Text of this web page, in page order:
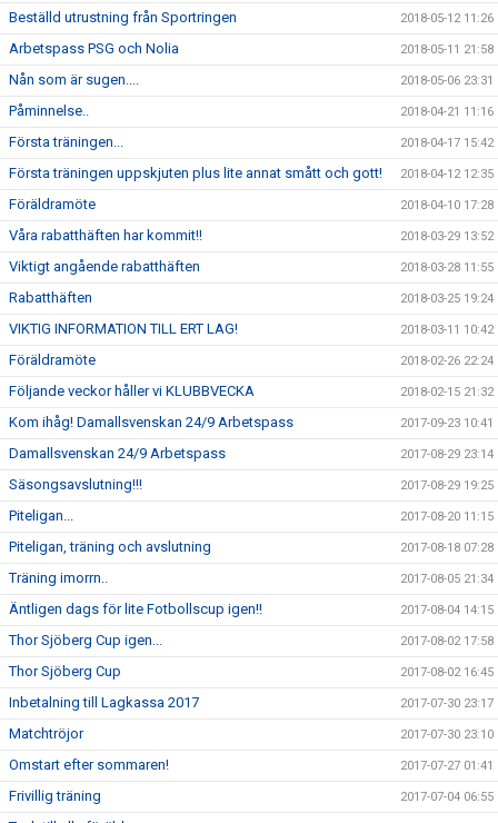
Beställd utrustning från Sportringen 2018-05-12 11:26
Arbetspass PSG och Nolia 2018-05-11 21:58
Nån som är sugen.... 2018-05-06 23:31
Påminnelse.. 2018-04-21 11:16
Första träningen... 2018-04-17 15:42
Första träningen uppskjuten plus lite annat smått och gott! 2018-04-12 12:35
Föräldramöte 2018-04-10 17:28
Våra rabatthäften har kommit!! 2018-03-29 13:52
Viktigt angående rabatthäften 2018-03-28 11:55
Rabatthäften 2018-03-25 19:24
VIKTIG INFORMATION TILL ERT LAG! 2018-03-11 10:42
Föräldramöte 2018-02-26 22:24
Följande veckor håller vi KLUBBVECKA 2018-02-15 21:32
Kom ihåg! Damallsvenskan 24/9 Arbetspass 2017-09-23 10:41
Damallsvenskan 24/9 Arbetspass 2017-08-29 23:14
Säsongsavslutning!!! 2017-08-29 19:25
Piteligan... 2017-08-20 11:15
Piteligan, träning och avslutning 2017-08-18 07:28
Träning imorrn.. 2017-08-05 21:34
Äntligen dags för lite Fotbollscup igen!! 2017-08-04 14:15
Thor Sjöberg Cup igen... 2017-08-02 17:58
Thor Sjöberg Cup 2017-08-02 16:45
Inbetalning till Lagkassa 2017 2017-07-30 23:17
Matchtröjor 2017-07-30 23:10
Omstart efter sommaren! 2017-07-27 01:41
Frivillig träning 2017-07-04 06:55